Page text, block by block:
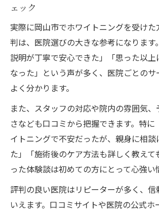
ホワイトニング岡山料金や施
を解説
痛みやしみないホワイトニン
と評判
ェック
実際に岡山市でホワイトニングを受け
判は、医院選びの大きな参考になります
説明が丁寧で安心できた」「思った以
なった」という声が多く、医院ごとの
よく分かります。
また、スタッフの対応や院内の雰囲気
さなども口コミから把握できます。特に
イトニングで不安だったが、親身に相談
た」「施術後のケア方法も詳しく教えて
った体験談は初めての方にとって心強い
評判の良い医院はリピーターが多く、信
いえます。口コミサイトや医院の公式ホ